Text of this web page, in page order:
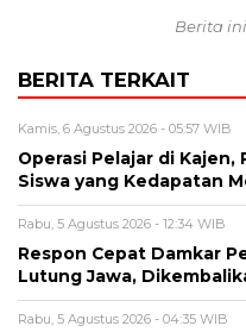
Berita
BERITA TERKAIT
Kamis, 6 Agustus 2026 - 05:57 WIB
Operasi Pelajar di Kajen,
Siswa yang Kedapatan
Rabu, 5 Agustus 2026 - 12:34 WIB
Respon Cepat Damkar
Lutung Jawa,
Rabu, 5 Agustus 2026 - 04:35 WIB